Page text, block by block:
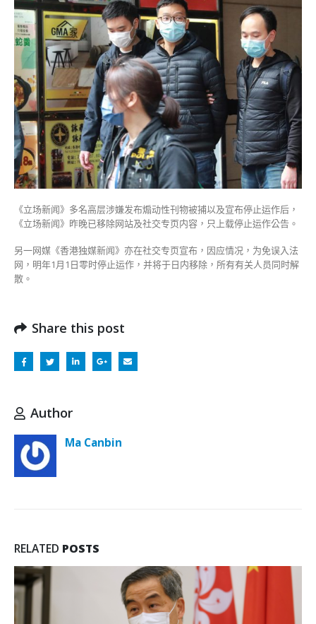
已
铲
除
网
及
专
页
内
容〉
中
《立场新闻》多名高层涉嫌发布煽动性刊物被捕以及宣布停止运作后，
《立场新闻》昨晚已移除网站及社交专页内容，只上载停止运作公告。
另一网媒《香港独媒新闻》亦在社交专页宣布，因应情况，为免误入法
网，明年1月1日零时停止运作，并将于日内移除，所有有关人员同时解
散。
Share this post
Author
Ma Canbin
RELATED POSTS